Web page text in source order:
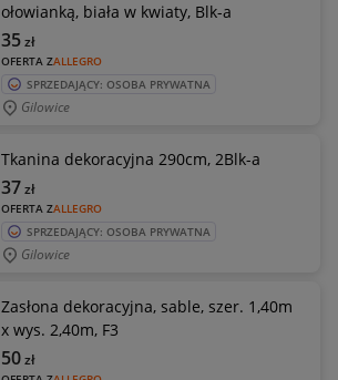
ołowianką, biała w kwiaty, Blk-a
OFERTA ZALLEGRO
35zł
SPRZEDAJĄCY: OSOBA PRYWATNA
Gilowice
Tkanina dekoracyjna 290cm, 2Blk-a
OFERTA ZALLEGRO
37zł
SPRZEDAJĄCY: OSOBA PRYWATNA
Gilowice
Zasłona dekoracyjna, sable, szer. 1,40m
x wys. 2,40m, F3
50zł